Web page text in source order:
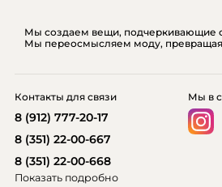
Мы создаем вещи, подчеркивающие
Мы переосмысляем моду, превращая
Мы в
Контакты для связи
8 (912) 777-20-17
8 (351) 22-00-667
8 (351) 22-00-668
Показать подробно